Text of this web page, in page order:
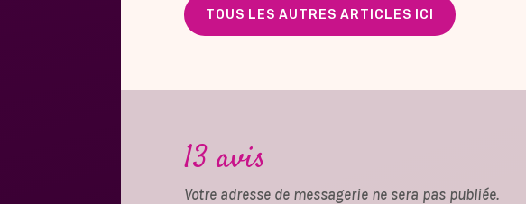
TOUS LES AUTRES ARTICLES ICI
13 avis
Votre adresse de messagerie ne sera pas publiée.